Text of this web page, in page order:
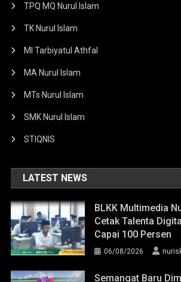
TPQ MQ Nurul Islam
TK Nurul Islam
MI Tarbiyatul Athfal
MA Nurul Islam
MTs Nurul Islam
SMK Nurul Islam
STIQNIS
LATEST NEWS
BLKK Multimedia
Cetak Talenta
Capai 100 Persen
06/08/2026
Semangat Baru